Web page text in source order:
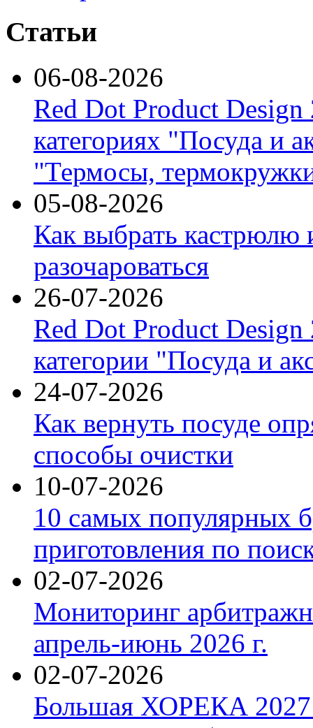
Статьи
06-08-2026
Red Dot Product Design
категориях "Посуда и
"Термосы,
05-08-2026
Как выбрать кастрюлю
разочароваться
26-07-2026
Red Dot Product Design
категории "Посуда и
24-07-2026
Как вернуть посуде
способы очистки
10-07-2026
10 самых популярных
приготовления по
02-07-2026
Мониторинг
апрель-июнь 2026 г.
02-07-2026
Большая ХОРЕКА 2027: